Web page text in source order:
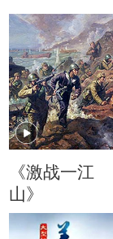
《激战一江
山》